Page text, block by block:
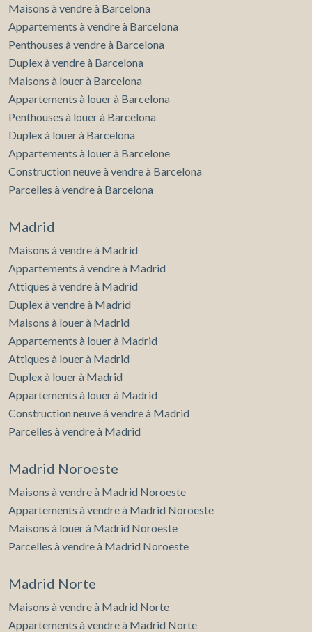
Maisons à vendre à Barcelona
Appartements à vendre à Barcelona
Penthouses à vendre à Barcelona
Duplex à vendre à Barcelona
Maisons à louer à Barcelona
Appartements à louer à Barcelona
Penthouses à louer à Barcelona
Duplex à louer à Barcelona
Appartements à louer à Barcelone
Construction neuve à vendre à Barcelona
Parcelles à vendre à Barcelona
Madrid
Maisons à vendre à Madrid
Appartements à vendre à Madrid
Attiques à vendre à Madrid
Duplex à vendre à Madrid
Maisons à louer à Madrid
Appartements à louer à Madrid
Attiques à louer à Madrid
Duplex à louer à Madrid
Appartements à louer à Madrid
Construction neuve à vendre à Madrid
Parcelles à vendre à Madrid
Madrid Noroeste
Maisons à vendre à Madrid Noroeste
Appartements à vendre à Madrid Noroeste
Maisons à louer à Madrid Noroeste
Parcelles à vendre à Madrid Noroeste
Madrid Norte
Maisons à vendre à Madrid Norte
Appartements à vendre à Madrid Norte